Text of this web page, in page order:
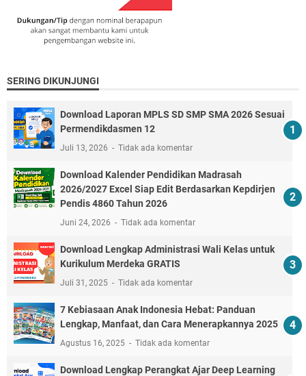
SERING DIKUNJUNGI
Download Laporan MPLS SD SMP SMA 2026 Sesuai
Permendikdasmen 12
Juli 13, 2026 Tidak ada komentar
Download Kalender Pendidikan Madrasah
2026/2027 Excel Siap Edit Berdasarkan Kepdirjen
Pendis 4860 Tahun 2026
Juni 24, 2026 Tidak ada komentar
Download Lengkap Administrasi Wali Kelas untuk
Kurikulum Merdeka GRATIS
Juli 31, 2025 Tidak ada komentar
7 Kebiasaan Anak Indonesia Hebat: Panduan
Lengkap, Manfaat, dan Cara Menerapkannya 2025
Agustus 16, 2025 Tidak ada komentar
Download Lengkap Perangkat Ajar Deep Learning